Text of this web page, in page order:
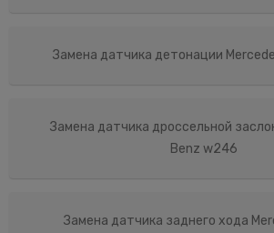
Замена датчика детонации
Замена датчика дроссельной
Benz w246
Замена датчика заднего хода